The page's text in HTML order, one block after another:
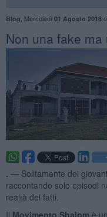
Blog Mercoledì 01 Agosto 2018
Non una fake
. — Solitamente dei
raccontando solo episodi
realtà dei fatti.
Il Movimento Shalomè